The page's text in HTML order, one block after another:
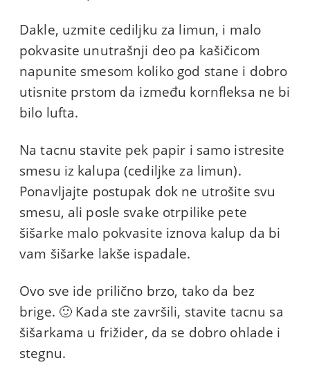
Dakle, uzmite cediljku za limun, i malo
pokvasite unutrašnji deo pa kašičicom
napunite smesom koliko god stane i dobro
utisnite prstom da između kornfleksa ne bi
bilo lufta.
Na tacnu stavite pek papir i samo istresite
smesu iz kalupa (cediljke za limun).
Ponavljajte postupak dok ne utrošite svu
smesu, ali posle svake otrpilike pete
šišarke malo pokvasite iznova kalup da bi
vam šišarke lakše ispadale.
Ovo sve ide prilično brzo, tako da bez
brige. 🙂 Kada ste završili, stavite tacnu sa
šišarkama u frižider, da se dobro ohlade i
stegnu.